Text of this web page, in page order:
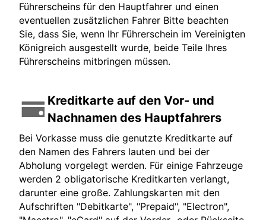
Führerscheins für den Hauptfahrer und einen
eventuellen zusätzlichen Fahrer Bitte beachten
Sie, dass Sie, wenn Ihr Führerschein im Vereinigten
Königreich ausgestellt wurde, beide Teile Ihres
Führerscheins mitbringen müssen.
Kreditkarte auf den Vor- und
Nachnamen des Hauptfahrers
Bei Vorkasse muss die genutzte Kreditkarte auf
den Namen des Fahrers lauten und bei der
Abholung vorgelegt werden. Für einige Fahrzeuge
werden 2 obligatorische Kreditkarten verlangt,
darunter eine große. Zahlungskarten mit den
Aufschriften "Debitkarte", "Prepaid", "Electron",